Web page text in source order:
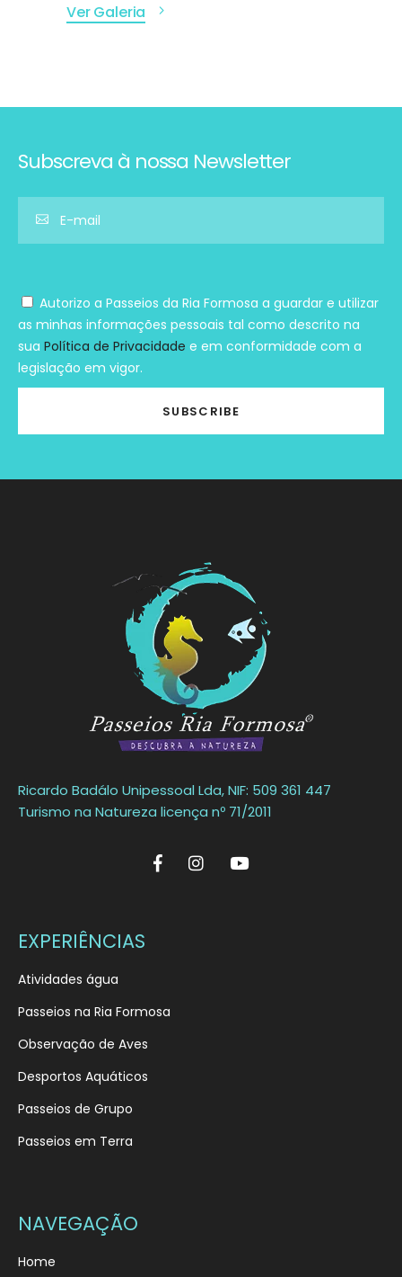
Ver Galeria
Subscreva à nossa Newsletter
Autorizo a Passeios da Ria Formosa a guardar e utilizar
as minhas informações pessoais tal como descrito na
sua Política de Privacidade e em conformidade com a
legislação em vigor.
Ricardo Badálo Unipessoal Lda, NIF: 509 361 447
Turismo na Natureza licença nº 71/2011
EXPERIÊNCIAS
Atividades água
Passeios na Ria Formosa
Observação de Aves
Desportos Aquáticos
Passeios de Grupo
Passeios em Terra
NAVEGAÇÃO
Home